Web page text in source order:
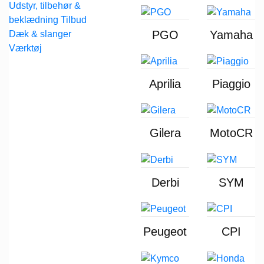
Udstyr, tilbehør &
beklædning
Dæk & slanger
Værktøj
PGO Yamaha
Aprilia Piaggio
Gilera MotoCR
Derbi SYM
Peugeot CPI